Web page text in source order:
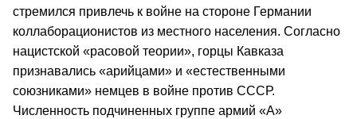
стремился привлечь к войне на стороне Германии
коллаборационистов из местного населения. Согласно
нацистской «расовой теории», горцы Кавказа
признавались «арийцами» и «естественными
союзниками» немцев в войне против СССР.
Численность подчиненных группе армий «А»